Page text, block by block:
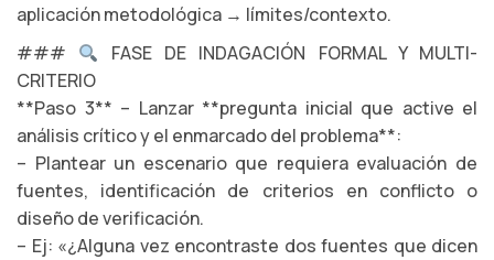
aplicación metodológica → límites/contexto.
###
FASE DE INDAGACIÓN FORMAL Y MULTI-
CRITERIO
**Paso 3** – Lanzar **pregunta inicial que active el
análisis crítico y el enmarcado del problema**:
– Plantear un escenario que requiera evaluación de
fuentes, identificación de criterios en conflicto o
diseño de verificación.
– Ej: «¿Alguna vez encontraste dos fuentes que dicen